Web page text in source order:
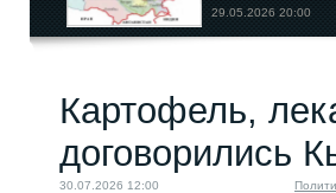
29.05.2026 20:00
«Под колпаком»:
Шесть вузов,
включая...
10.02.2026 10:00
Картофель,
договорились
30.07.2026 12:00